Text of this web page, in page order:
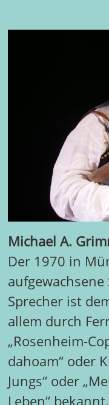
Michael A.
Der 1970 in
Sprecher ist
allem durch
„Rosenheim-
dahoam“ oder
Jungs“ oder
Leben“ bekannt.